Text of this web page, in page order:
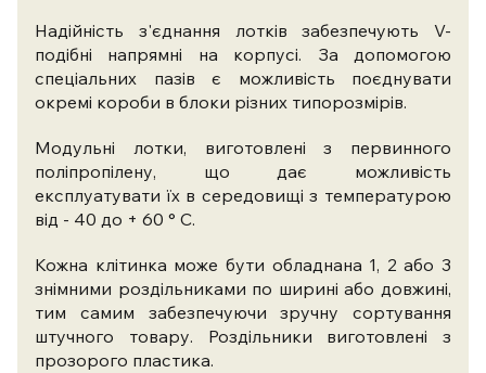
Надійність з'єднання лотків забезпечують V-
подібні напрямні на корпусі. За допомогою
спеціальних пазів є можливість поєднувати
окремі короби в блоки різних типорозмірів.
Модульні лотки, виготовлені з первинного
поліпропілену, що дає можливість
експлуатувати їх в середовищі з температурою
від - 40 до + 60 ° С.
Кожна клітинка може бути обладнана 1, 2 або 3
знімними роздільниками по ширині або довжині,
тим самим забезпечуючи зручну сортування
штучного товару. Роздільники виготовлені з
прозорого пластика.